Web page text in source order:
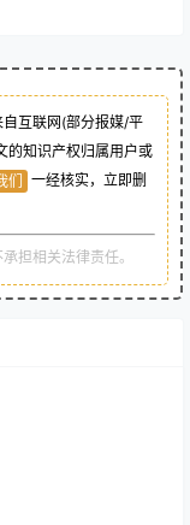
互联网(部分报媒/平
的知识产权归属用户或
们
一经核实，立即删
担相关法律责任。